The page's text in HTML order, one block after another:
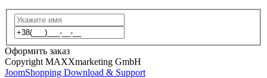
Оформить заказ
Copyright MAXXmarketing GmbH
JoomShopping Download & Support